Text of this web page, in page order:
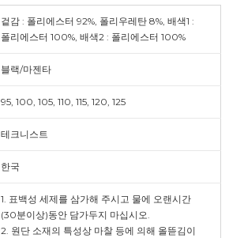
겉감 : 폴리에스터 92%, 폴리우레탄 8%, 배색1 :
폴리에스터 100%, 배색2 : 폴리에스터 100%
블랙/마젠타
95, 100, 105, 110, 115, 120, 125
테크니스트
한국
1. 표백성 세제를 삼가해 주시고 물에 오랜시간
(30분이상)동안 담가두지 마십시오.
2. 원단 소재의 특성상 마찰 등에 의해 올뜯김이